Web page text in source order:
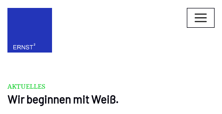
AKTUELLES
Wir beginnen mit Weiß.